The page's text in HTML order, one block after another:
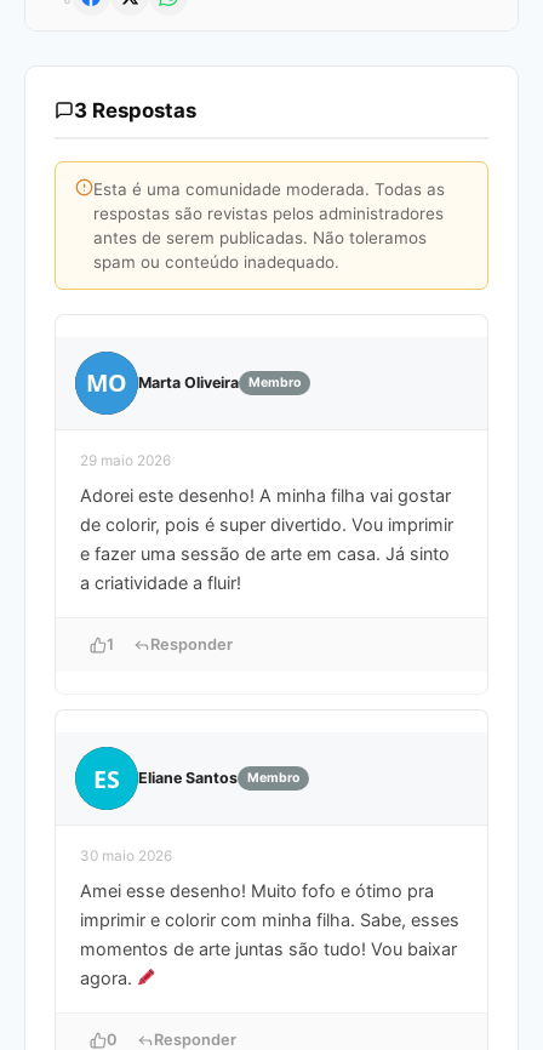
3 Respostas
Esta é uma comunidade moderada. Todas as
respostas são revistas pelos administradores
antes de serem publicadas. Não toleramos
spam ou conteúdo inadequado.
MO Marta Oliveira Membro
29 maio 2026
Adorei este desenho! A minha filha vai gostar
de colorir, pois é super divertido. Vou imprimir
e fazer uma sessão de arte em casa. Já sinto
a criatividade a fluir!
1 Responder
ES Eliane Santos Membro
30 maio 2026
Amei esse desenho! Muito fofo e ótimo pra
imprimir e colorir com minha filha. Sabe, esses
momentos de arte juntas são tudo! Vou baixar
agora.
0 Responder